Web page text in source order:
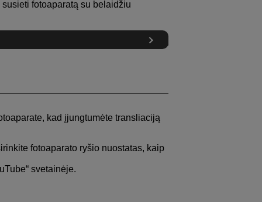
fotoaparatą su belaidžiu
kad įjungtumėte transliaciją
fotoaparato ryšio nuostatas, kaip
svetainėje.